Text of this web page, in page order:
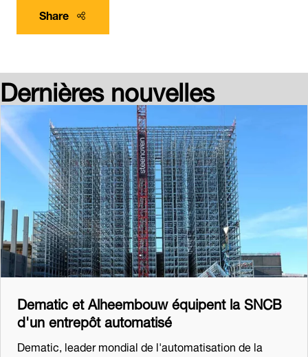
Share
Dernières nouvelles
Dematic et Alheembouw équipent la SNCB
d'un entrepôt automatisé
Dematic, leader mondial de l'automatisation de la